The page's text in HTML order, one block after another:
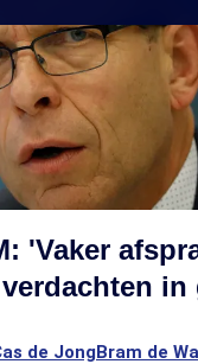
'Vaker
in
de JongBram de